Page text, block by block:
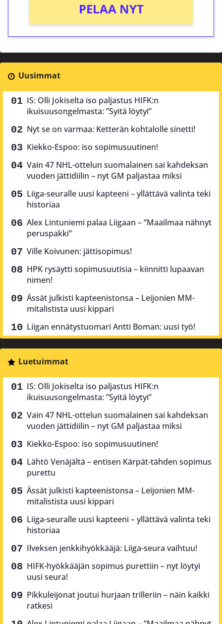
PELAA NYT
Uusimmat
IS: Olli Jokiselta iso paljastus HIFK:n
ikuisuusongelmasta: ”Syitä löytyi”
Nyt se on varmaa: Ketterän kohtalolle sinetti!
Kiekko-Espoo: iso sopimusuutinen!
Vain 47 NHL-ottelun suomalainen sai kahdeksan
vuoden jättidiilin – nyt GM paljastaa miksi
Liiga-seuralle uusi kapteeni – yllättävä valinta teki
historiaa
Alex Lintuniemi palaa Liigaan – ”Maailmaa nähnyt
peruspakki”
Ville Koivunen: jättisopimus!
HPK rysäytti sopimusuutisia – kiinnitti lupaavan
nimen!
Ässät julkisti kapteenistonsa – Leijonien MM-
mitalistista uusi kippari
Liigan ennätystuomari Antti Boman: uusi työ!
Luetuimmat
IS: Olli Jokiselta iso paljastus HIFK:n
ikuisuusongelmasta: ”Syitä löytyi”
Vain 47 NHL-ottelun suomalainen sai kahdeksan
vuoden jättidiilin – nyt GM paljastaa miksi
Kiekko-Espoo: iso sopimusuutinen!
Lähtö Venäjältä – entisen Kärpät-tähden sopimus
purettu
Ässät julkisti kapteenistonsa – Leijonien MM-
mitalistista uusi kippari
Liiga-seuralle uusi kapteeni – yllättävä valinta teki
historiaa
Ilveksen jenkkihyökkääjä: Liiga-seura vaihtuu!
HIFK-hyökkääjän sopimus purettiin – nyt löytyi
uusi seura!
Pikkuleijonat joutui hurjaan trilleriin – näin kaikki
ratkesi